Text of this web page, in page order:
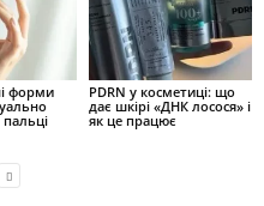
форми
PDRN у косметиці: що
дає шкірі «ДНК лосося» і
як це працює